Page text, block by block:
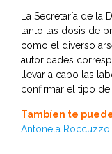
La Secretaría de la
tanto las dosis de
como el diverso
autoridades
llevar a cabo las
confirmar el tipo de
Tambíen te
Antonela